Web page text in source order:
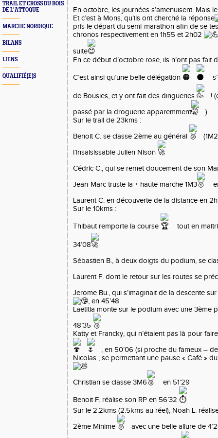
TRAIL ET CROSS DU BOIS
DE L'ATTOQUE
MARCHE NORDIQUE
BILANS
LIENS
QUALIFIÉ(E)S
En octobre, les journées s’amenuisent. Mais
Et c’est à Mons, qu’ils ont cherché la réponse
pris le départ du semi-marathon afin de se
chronos respectivement en 1h55 et 2h02
suite
En ce début d’octobre rose, ils n’ont pas fait
C’est ainsi qu’une belle délégation
de Bousies, et y ont fait des dingueries
!
passé par la droguerie apparemment
)
Sur le trail de 23kms :
Benoit C. se classe 2ème au général
(1M2
l’insaisissable Julien Nison
Cédric C., qui se remet doucement de son
Jean-Marc truste la + haute marche 1M3
Laurent C. en découverte de la distance en
Sur le 10kms :
Thibaut remporte la course tout en
34’08
Sébastien B., à deux doigts du podium, se
Laurent F. dont le retour sur les routes se
Jerome Bu., qui s’imaginait de la descente
, en 45’48
Laetitia monte sur le podium avec une 3ème
48’35
Katty et Francky, qui n’étaient pas là pour
, en 50’06 (si proche du fameux –
Nicolas , se permettant une pause « Café »
Christian se classe 3M6 en 51’29
Benoit F. réalise son RP en 56’32
Sur le 2.2kms (2.5kms au réel), Noah L.
2ème Minime
avec une belle allure de